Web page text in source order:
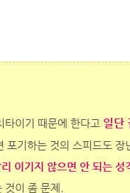
이기 때문에 한다고 일단
기하는 것의 스피드도 장
이기지 않으면 안 되는 성
이 좀 문제.